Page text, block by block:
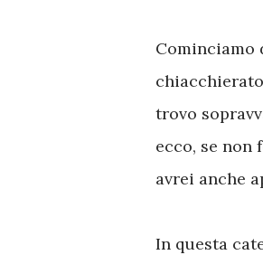
Cominciamo
chiacchierato
trovo
ecco, se non
avrei anche
In questa